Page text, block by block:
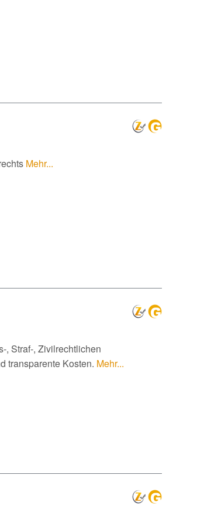
Mehr...
Straf‑, Zivilrechtlichen
transparente Kosten. Mehr...